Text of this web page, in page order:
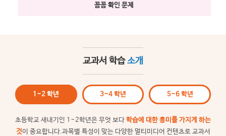
꼼꼼 확인 문제
교과서 학습소개
1~2 학년 3~4 학년 5~6 학년
초등학교 새내기인 1~2학년은 무엇 보다 학습에 대한 흥미를 가지게 하는
것이 중요합니다.과목별 특성이 맞는 다양한 멀티미디어 컨텐츠로 교과서